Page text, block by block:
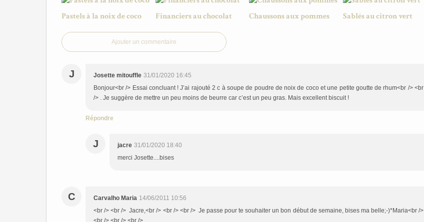
Pastels à la noix de coco Financiers au chocolat Chaussons aux pommes Sablés au citron vert
Ajouter un commentaire
J Josette mitouffle 31/01/2020 16:45
Bonjour<br /> Essai concluant ! J’ai rajouté 2 c à soupe de poudre de noix de coco et une petite goutte de rhum<br /> <br
/> . Je suggère de mettre un peu moins de beurre car c’est un peu gras. Mais excellent biscuit !
Répondre
J jacre 31/01/2020 18:40
merci Josette....bises
C Carvalho Maria 14/06/2011 10:56
<br /> <br /> Jacre,<br /> <br /> <br /> Je passe pour te souhaiter un bon début de semaine, bises ma belle;-)*Maria<br />
<br /> <br /> <br />